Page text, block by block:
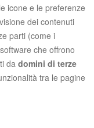
icone e le preferenze
dei contenuti
parti (come i
che offrono
da domini di terze
tra le pagine